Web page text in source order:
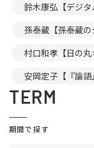
鈴木康弘【デジタ
孫泰蔵【孫泰蔵の
村口和孝【日の丸
安岡定子【『論語
TERM
期間で探す